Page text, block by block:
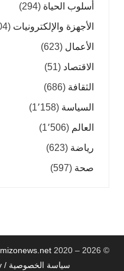
أسلوب الحياة (294)
الأجهزة والإلكترونيات (804)
الأعمال (623)
الاقتصاد (51)
الثقافة (686)
السياسة (1٬158)
العالم (1٬506)
رياضة (623)
صحة (597)
©
mizonews.net 2020 – 2026
سياسة الخصوصية / Privacy Policy